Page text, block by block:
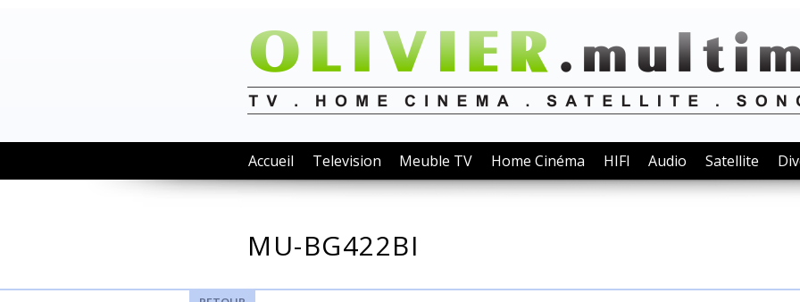
Accueil Television Meuble TV Home Cinéma HIFI Audio Satellite
MU-BG422BI